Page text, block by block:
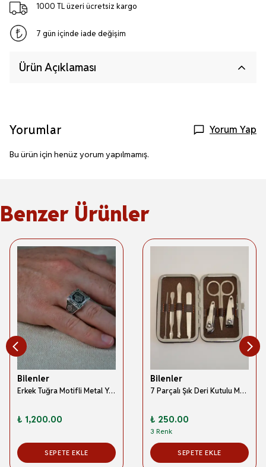
1000 TL üzeri ücretsiz kargo
7 gün içinde iade değişim
Ürün Açıklaması
Yorumlar Yorum Yap
Bu ürün için henüz yorum yapılmamış.
Benzer Ürünler
Bilenler
Erkek Tuğra Motifli Metal Yüzük Uzun Ömürlü; Şık Tasarım (40’lı kutu)
₺ 1,200.00
SEPETE EKLE
Bilenler
7 Parçalı Şık Deri Kutulu Manikür Seti – Çantada Taşınabilir Pratik Tırnak Bakım Seti
₺ 250.00
3 Renk
SEPETE EKLE